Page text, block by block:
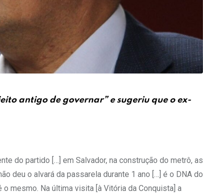
antigo de governar” e sugeriu que o ex-
do partido […] em Salvador, na construção do metrô, as
deu o alvará da passarela durante 1 ano […] é o DNA do
mesmo. Na última visita [à Vitória da Conquista] a